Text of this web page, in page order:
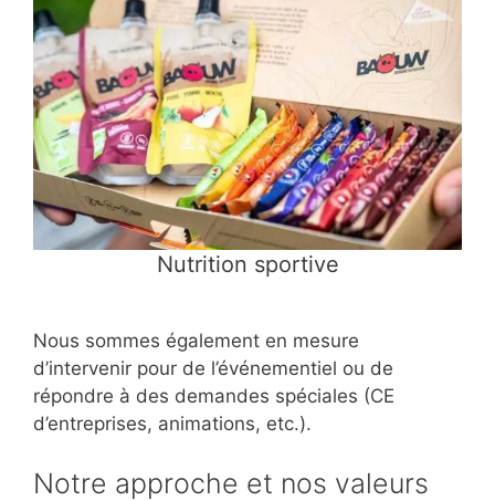
Nutrition sportive
Nous sommes également en mesure
d’intervenir pour de l’événementiel ou de
répondre à des demandes spéciales (CE
d’entreprises, animations, etc.).
Notre approche et nos valeurs